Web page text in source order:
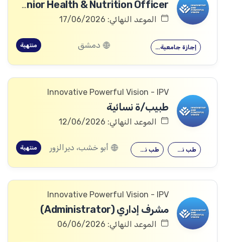
Senior Health & Nutrition Officer
الموعد النهائي: 17/06/2026
إجازة جامعية… دمشق منتهية
Innovative Powerful Vision - IPV
طبيب/ة نسائية
الموعد النهائي: 12/06/2026
طب نسائية طب نسائية أبو خشب، ديرالزور منتهية
Innovative Powerful Vision - IPV
مشرف إداري (Administrator)
الموعد النهائي: 06/06/2026